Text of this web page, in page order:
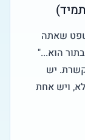
שאתה
הוא..."
יש
ויש אחת